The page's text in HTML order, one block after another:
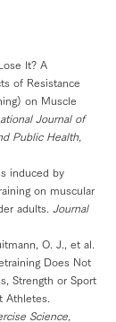
It? A
of Resistance
on Muscle
Journal of
Public Health,
induced by
on muscular
adults.
Journal
O. J., et al.
Does Not
Strength or Sport
Athletes.
Science,